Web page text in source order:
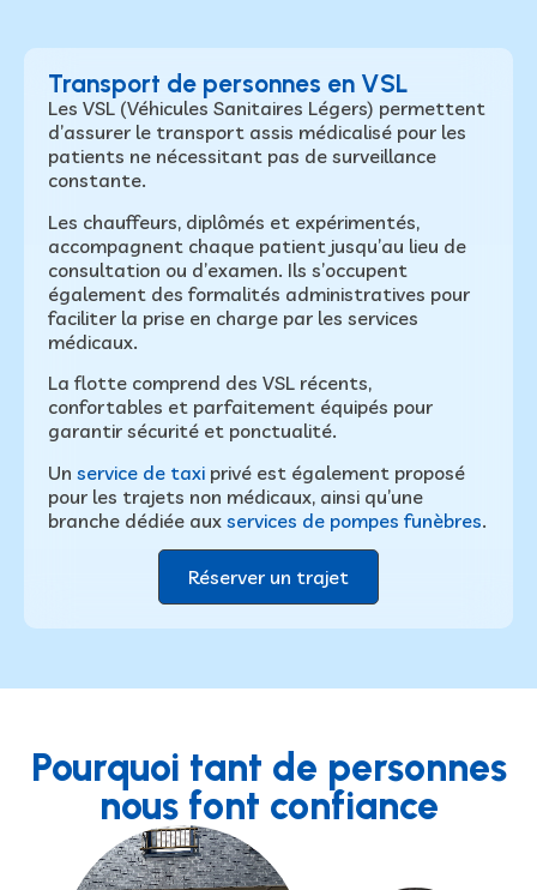
Transport de personnes en VSL
Les VSL (Véhicules Sanitaires Légers) permettent
d’assurer le transport assis médicalisé pour les
patients ne nécessitant pas de surveillance
constante.
Les chauffeurs, diplômés et expérimentés,
accompagnent chaque patient jusqu’au lieu de
consultation ou d’examen. Ils s’occupent
également des formalités administratives pour
faciliter la prise en charge par les services
médicaux.
La flotte comprend des VSL récents,
confortables et parfaitement équipés pour
garantir sécurité et ponctualité.
Un service de taxi privé est également proposé
pour les trajets non médicaux, ainsi qu’une
branche dédiée aux services de pompes funèbres.
Réserver un trajet
Pourquoi tant de personnes
nous font confiance